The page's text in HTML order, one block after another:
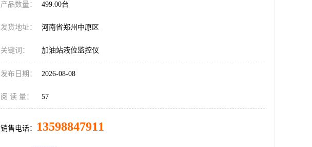
产品数量： 499.00台
发货地址： 河南省郑州中原区
关键词： 加油站液位监控仪
发布日期： 2026-08-08
阅 读 量： 57
销售电话： 13598847911